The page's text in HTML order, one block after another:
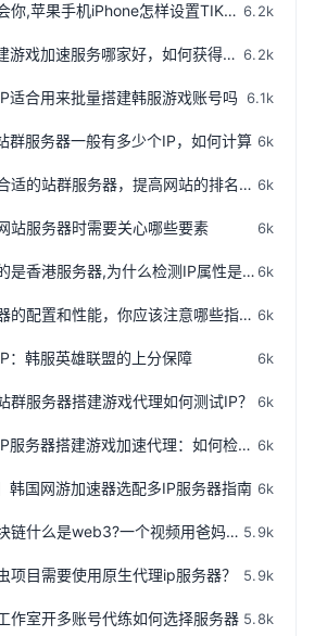
手把手教会你,苹果手机iPhone怎样设置TIKTOK文的运营环境，手把手教你怎样运营海外抖音 服务器购买 6.2k
韩国IP搭建游戏加速服务哪家好，如何获得韩国IP 6.2k
适合用来批量搭建韩服游戏账号吗 6.1k
群服务器一般有多少个IP，如何计算 6k
如何选择合适的站群服务器，提高网站的排名和流量 6k
站服务器时需要关心哪些要素 6k
明明购买的是香港服务器,为什么检测IP属性是归美国?「视频+文案」6k
站群服务器的配置和性能，你应该注意哪些指标和参数？ 6k
：韩服英雄联盟的上分保障 6k
群服务器搭建游戏代理如何测试IP？ 6k
租韩国多IP服务器搭建游戏加速代理：如何检测IP地址是否为本地IP 6k
韩国网游加速器选配多IP服务器指南 6k
什么是区块链什么是web3?一个视频用爸妈都能听得懂的话说清楚,撸空投入门视频! 5.9k
项目需要使用原生代理ip服务器？ 5.9k
作室开多账号代练如何选择服务器 5.8k